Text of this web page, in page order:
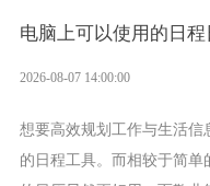
电脑上可以使用的日
2026-08-07 14:00:00
想要高效规划工作与生活
的日程工具。而相较于简